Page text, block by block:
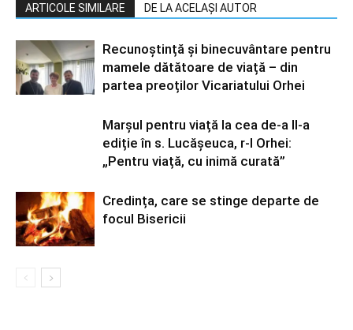
ARTICOLE SIMILARE DE LA ACELAȘI AUTOR
Recunoștință și binecuvântare pentru
mamele dătătoare de viață – din
partea preoților Vicariatului Orhei
Marșul pentru viață la cea de-a II-a
ediție în s. Lucășeuca, r-l Orhei:
„Pentru viață, cu inimă curată”
Credința, care se stinge departe de
focul Bisericii